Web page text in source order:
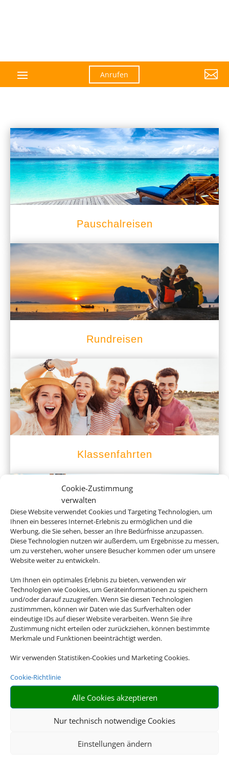
Cookie-Zustimmung
verwalten
Diese Website verwendet Cookies und Targeting Technologien, um
Ihnen ein besseres Internet-Erlebnis zu ermöglichen und die
Werbung, die Sie sehen, besser an Ihre Bedürfnisse anzupassen.
Diese Technologien nutzen wir außerdem, um Ergebnisse zu messen,
um zu verstehen, woher unsere Besucher kommen oder um unsere
Website weiter zu entwickeln.
Um Ihnen ein optimales Erlebnis zu bieten, verwenden wir
Technologien wie Cookies, um Geräteinformationen zu speichern
und/oder darauf zuzugreifen. Wenn Sie diesen Technologien
zustimmmen, können wir Daten wie das Surfverhalten oder
eindeutige IDs auf dieser Website verarbeiten. Wenn Sie ihre
Zustimmung nicht erteilen oder zurückziehen, können bestimmte
Merkmale und Funktionen beeinträchtigt werden.
Wir verwenden Statistiken-Cookies und Marketing Cookies.
Cookie-Richtlinie
Alle Cookies akzeptieren
Nur technisch notwendige Cookies
Einstellungen ändern
Anrufen 
Pauschalreisen
Rundreisen
Klassenfahrten
Empfehlungen für Ihre Reise
Sinnvolle Extras, die oft dazu gebucht werden.